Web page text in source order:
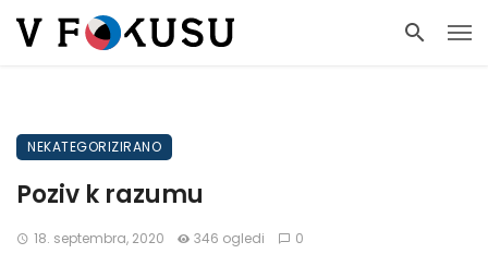
NEKATEGORIZIRANO
Poziv k razumu
18. septembra, 2020 346 ogledi 0